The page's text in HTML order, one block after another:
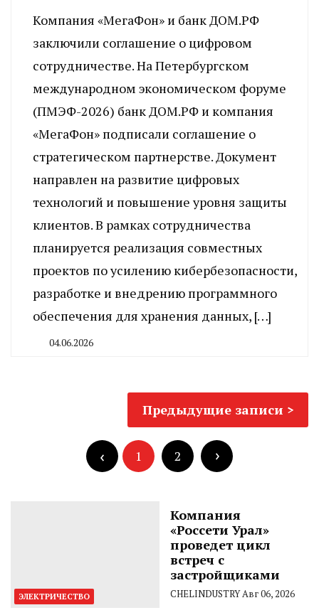
Компания «МегаФон» и банк ДОМ.РФ
заключили соглашение о цифровом
сотрудничестве. На Петербургском
международном экономическом форуме
(ПМЭФ-2026) банк ДОМ.РФ и компания
«МегаФон» подписали соглашение о
стратегическом партнерстве. Документ
направлен на развитие цифровых
технологий и повышение уровня защиты
клиентов. В рамках сотрудничества
планируется реализация совместных
проектов по усилению кибербезопасности,
разработке и внедрению программного
обеспечения для хранения данных, […]
04.06.2026
Предыдущие записи
1 2
ЭЛЕКТРИЧЕСТВО
Компания
«Россети Урал»
проведет цикл
встреч с
застройщиками
CHELINDUSTRYАвг 06, 2026